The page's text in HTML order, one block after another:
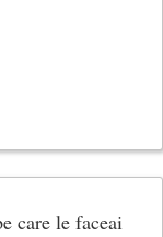
care le faceai